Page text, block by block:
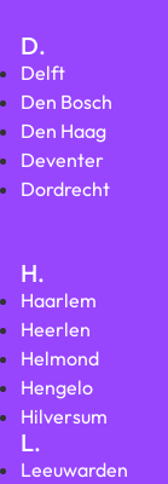
D.
Delft
Den Bosch
Den Haag
Deventer
Dordrecht
H.
Haarlem
Heerlen
Helmond
Hengelo
Hilversum
L.
Leeuwarden